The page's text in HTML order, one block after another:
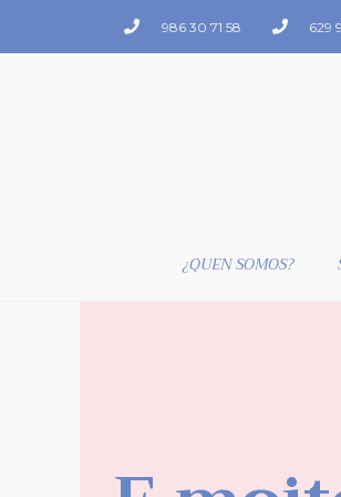
986 30 71 58 629
¿QUEN SOMOS?